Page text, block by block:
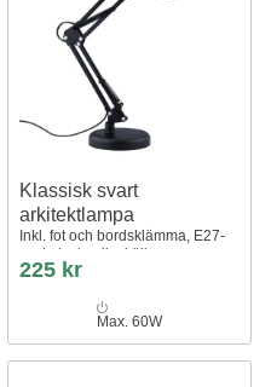
Klassisk svart
arkitektlampa
Inkl. fot och bordsklämma, E27-
sockel, utan ljuskälla
225 kr
Max. 60W